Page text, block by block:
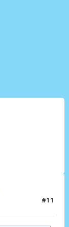
#11